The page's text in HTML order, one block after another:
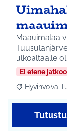
Maauimalaa
ulkoaltaalle
Ei etene
Rajaa tulokset
Hyvinvoiva
Tutustu